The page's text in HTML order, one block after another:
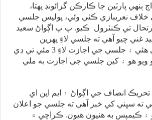
ٻنهي پارٽين جا ڪارڪن گرائونڊ پهتا،
خلاف نعريبازي ڪئي وئي، پوليس جلسي
تي ڪنٽرول ڪيو. پ پ اڳواڻ سعيد
غني چيو آهي ته جلسي لاءِ پهرين
درخواست هنن ڏني هئي ۽ جلسي جي اجازت لاءِ 3 مئي تي ڊي
ويو هو ۽ کين جلسي جي اجازت به ملي
انصاف جي اڳواڻ ۽ ايم اين اي
ته سڀني کي خبر آهي ته جلسي جو اعلان
۽ ڪيمپس به هنيون هيون. ڪراچي ۾